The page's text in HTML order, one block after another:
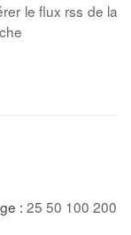
le flux rss de la
: 25 50 100 200